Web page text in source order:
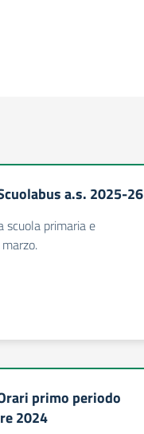
a.s. 2025-26
primaria e
primo periodo
2024